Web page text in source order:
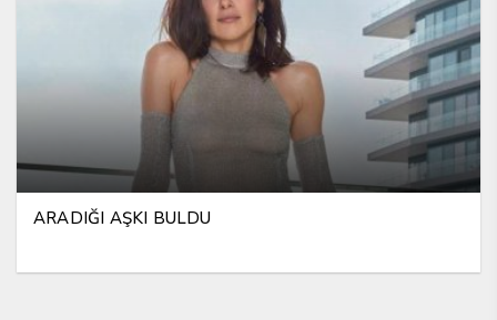
ARADIĞI AŞKI BULDU